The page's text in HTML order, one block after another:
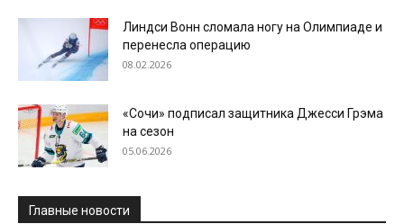
Линдси Вонн сломала ногу на Олимпиаде и
перенесла операцию
08.02.2026
«Сочи» подписал защитника Джесси Грэма
на сезон
05.06.2026
Главные новости